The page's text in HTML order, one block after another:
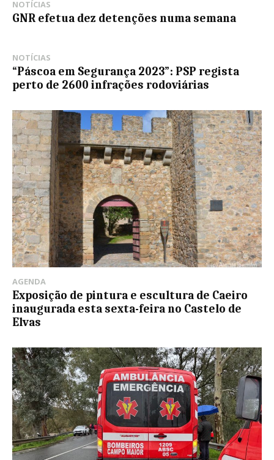
NOTÍCIAS
GNR efetua dez detenções numa semana
NOTÍCIAS
“Páscoa em Segurança 2023”: PSP regista
perto de 2600 infrações rodoviárias
AGENDA
Exposição de pintura e escultura de Caeiro
inaugurada esta sexta-feira no Castelo de
Elvas